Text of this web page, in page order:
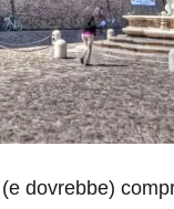
dovrebbe)